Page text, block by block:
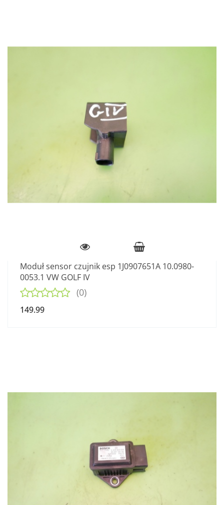
Moduł sensor czujnik esp 1J0907651A 10.0980-
0053.1 VW GOLF IV
(0)
149.99